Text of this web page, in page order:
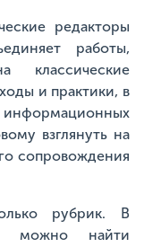
редакторы
работы,
и практики, в
взглянуть на
сопровождения
рубрик. В
можно найти